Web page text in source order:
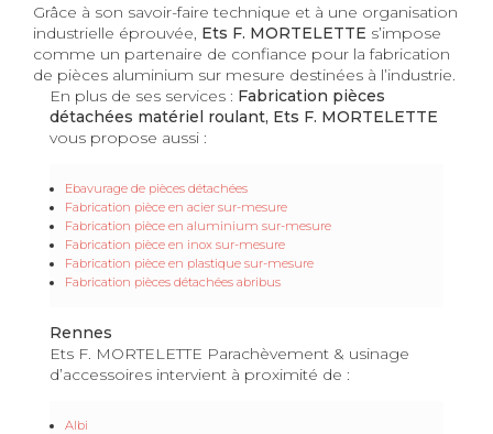
Grâce à son savoir-faire technique et à une organisation
industrielle éprouvée, Ets F. MORTELETTE s’impose
comme un partenaire de confiance pour la fabrication
de pièces aluminium sur mesure destinées à l’industrie.
En plus de ses services : Fabrication pièces
détachées matériel roulant, Ets F. MORTELETTE
vous propose aussi :
Ebavurage de pièces détachées
Fabrication pièce en acier sur-mesure
Fabrication pièce en aluminium sur-mesure
Fabrication pièce en inox sur-mesure
Fabrication pièce en plastique sur-mesure
Fabrication pièces détachées abribus
Rennes
Ets F. MORTELETTE Parachèvement & usinage
d’accessoires intervient à proximité de :
Albi